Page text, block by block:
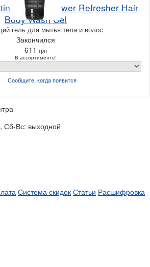
Men Shower Refresher Hair
Body Wash Gel
гель для мытья тела и волос
Закончился
611 грн
В ассортименте:
Сообщите, когдапоявится
Сб-Вс: выходной
Система скидок Статьи Расшифровка